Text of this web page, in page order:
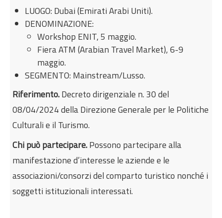
partecipazione al Workshop ENIT e alla Fiera
ATM Dubai 2024
LUOGO: Dubai (Emirati Arabi Uniti).
DENOMINAZIONE:
Workshop ENIT, 5 maggio.
Fiera ATM (Arabian Travel Market), 6-9
maggio.
SEGMENTO: Mainstream/Lusso.
Riferimento.Decreto dirigenziale n. 30 del
08/04/2024 della Direzione Generale per le Politiche
Culturali e il Turismo.
Chi può partecipare.Possono partecipare alla
manifestazione d’interesse le aziende e le
associazioni/consorzi del comparto turistico nonché i
soggetti istituzionali interessati.